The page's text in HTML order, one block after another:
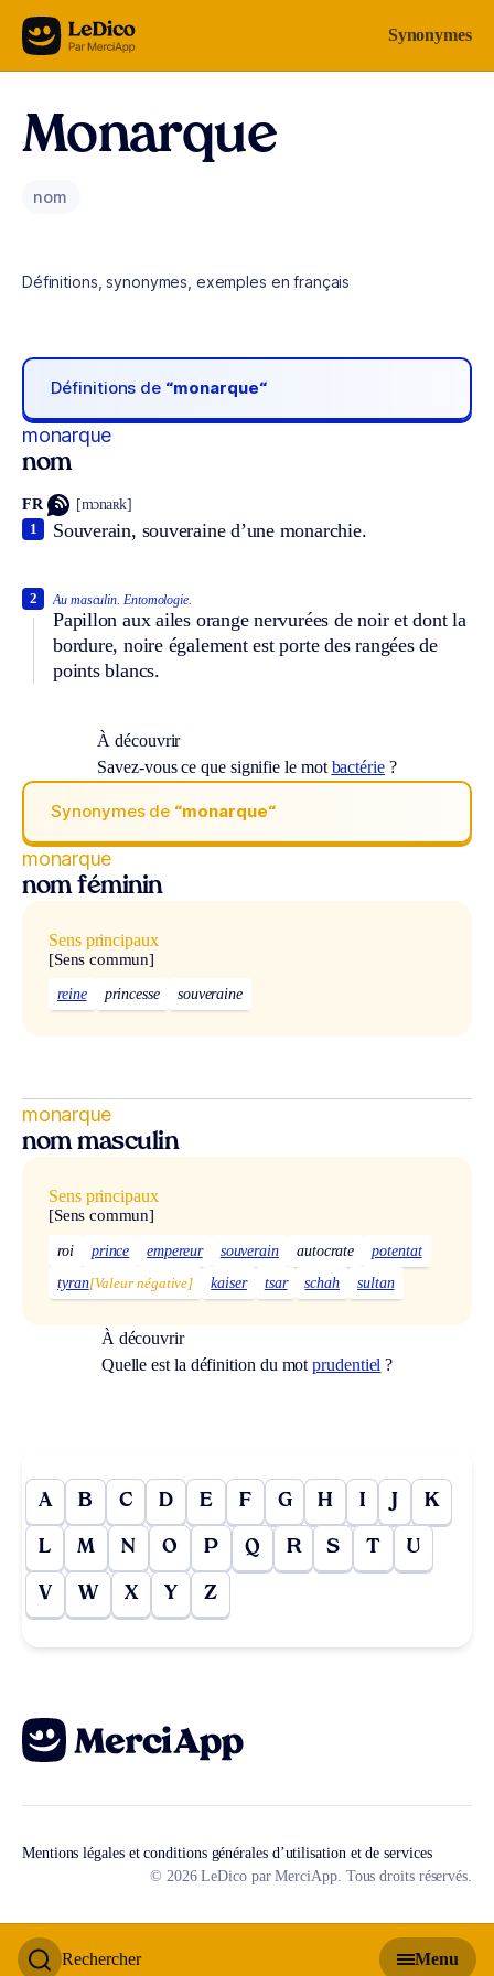
Aller au contenu Synonymes
Rechercher Menu
Monarque
nom
Définitions, synonymes, exemples en français
Définitions de “monarque“
monarque
nom
FR [mɔnaʀk]
Souverain, souveraine d’une monarchie.
1
Au masculin. Entomologie.
Papillon aux ailes orange nervurées de noir et dont la
bordure, noire également est porte des rangées de
points blancs.
2
À découvrir
Savez-vous ce que signifie le mot bactérie?
Synonymes de “monarque“
monarque
nom féminin
Sens principaux
[Sens commun]
reine princesse souveraine
monarque
nom masculin
Sens principaux
[Sens commun]
roi prince empereur souverain autocrate
potentat
tyran[Valeur négative] kaiser tsar schah sultan
À découvrir
Quelle est la définition du motprudentiel ?
A B C D E F G H I J K
L M N O P Q R S T U
V W X Y Z
Mentions légales et conditions générales d’utilisation et de services
© 2026 LeDico par MerciApp. Tous droits réservés.